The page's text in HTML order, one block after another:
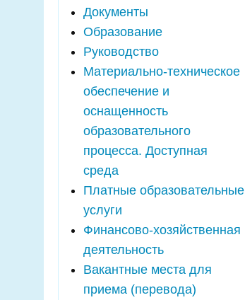
Документы
Образование
Руководство
Материально-техническое
обеспечение и
оснащенность
образовательного
процесса. Доступная
среда
Платные образовательные
услуги
Финансово-хозяйственная
деятельность
Вакантные места для
приема (перевода)